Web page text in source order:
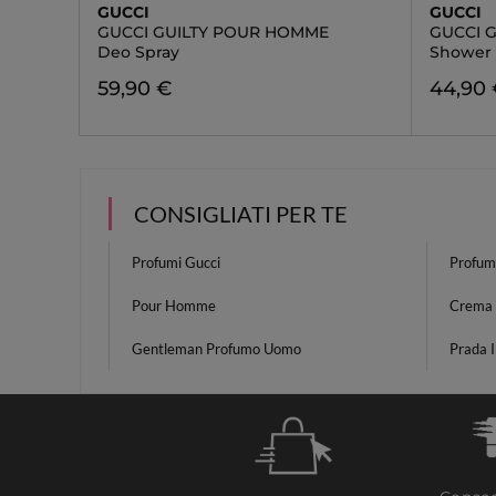
GUCCI
GUCCI GUILTY POUR HOMME
Deo Spray
59,90 €
GUCCI
GUCCI
Shower
44,90
CONSIGLIATI PER TE
Profumi Gucci
Pour Homme Crema
Gentleman Profumo Uomo Prada